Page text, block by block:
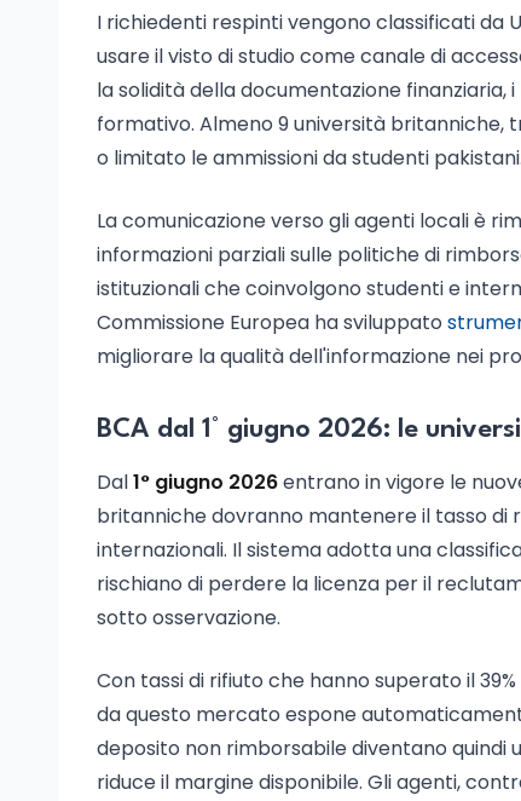
I richiedenti respinti vengono classificati da
usare il visto di studio come canale di
la solidità della documentazione
formativo. Almeno 9 università britanniche,
o limitato le ammissioni da studenti pakistani.
La comunicazione verso gli agenti locali è
informazioni parziali sulle politiche di
istituzionali che coinvolgono studenti e
Commissione Europea ha sviluppato
migliorare la qualità dell'informazione nei
BCA dal 1° giugno 2026: le
Dal1° giugno 2026entrano in vigore le
britanniche dovranno mantenere il tasso di
internazionali. Il sistema adotta una
rischiano di perdere la licenza per il
sotto osservazione.
Con tassi di rifiuto che hanno superato il
da questo mercato espone
deposito non rimborsabile diventano quindi
riduce il margine disponibile. Gli agenti,